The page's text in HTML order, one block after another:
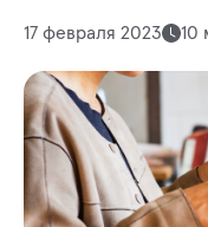
17 февраля 2023 10